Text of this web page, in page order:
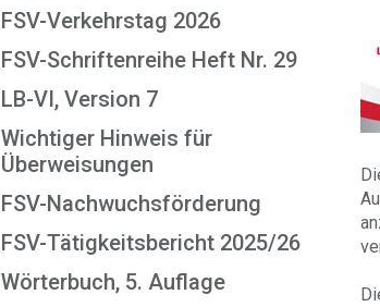
FSV-Verkehrstag 2026
FSV-Schriftenreihe Heft Nr. 29
LB-VI, Version 7
Wichtiger Hinweis für
Überweisungen
FSV-Nachwuchsförderung
FSV-Tätigkeitsbericht 2025/26
Wörterbuch, 5. Auflage